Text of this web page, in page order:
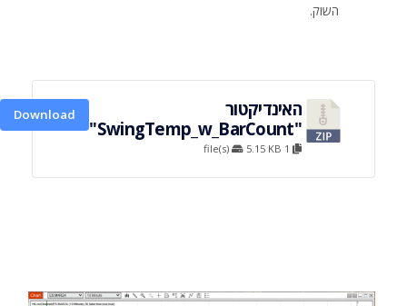
השוק.
האינדיקטור
"SwingTemp_w_BarCount"
5.15 KB
Download